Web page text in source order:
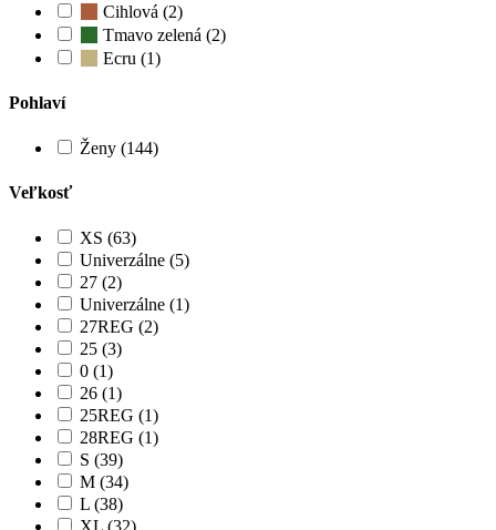
Cihlová (2)
Tmavo zelená (2)
Ecru (1)
Pohlaví
Ženy (144)
Veľkosť
XS (63)
Univerzálne (5)
27 (2)
Univerzálne (1)
27REG (2)
25 (3)
0 (1)
26 (1)
25REG (1)
28REG (1)
S (39)
M (34)
L (38)
XL (32)